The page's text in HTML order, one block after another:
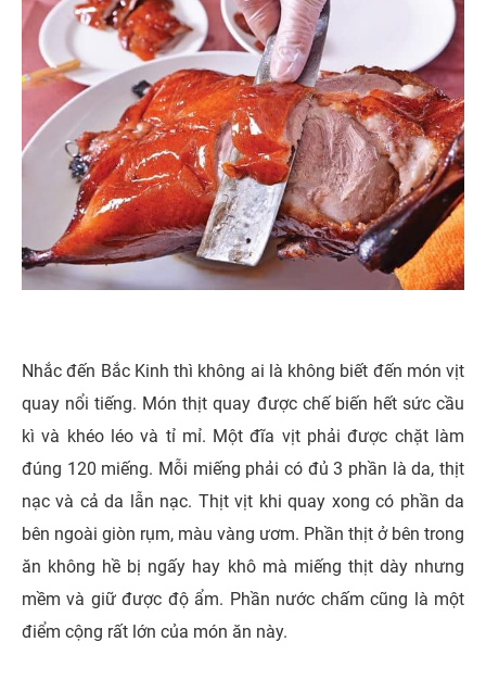
Nhắc đến Bắc Kinh thì không ai là không biết đến món vịt
quay nổi tiếng. Món thịt quay được chế biến hết sức cầu
kì và khéo léo và tỉ mỉ. Một đĩa vịt phải được chặt làm
đúng 120 miếng. Mỗi miếng phải có đủ 3 phần là da, thịt
nạc và cả da lẫn nạc. Thịt vịt khi quay xong có phần da
bên ngoài giòn rụm, màu vàng ươm. Phần thịt ở bên trong
ăn không hề bị ngấy hay khô mà miếng thịt dày nhưng
mềm và giữ được độ ẩm. Phần nước chấm cũng là một
điểm cộng rất lớn của món ăn này.